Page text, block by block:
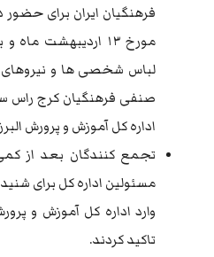
فرهنگیان ایران برای
مورخ ۱۳ اردیبهشت
لباس شخصی ها و نیروهای
اداره کل آموزش و پرورش
تجمع کنندگان بعد از
مسئولین اداره کل برای
وارد اداره کل آموزش و
تاکید کردند.